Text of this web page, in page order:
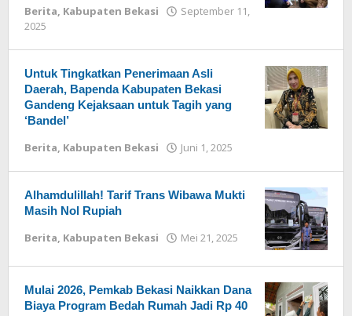
Berita, Kabupaten Bekasi
September 11,
2025
Untuk Tingkatkan Penerimaan Asli
Daerah, Bapenda Kabupaten Bekasi
Gandeng Kejaksaan untuk Tagih yang
‘Bandel’
Berita, Kabupaten Bekasi Juni 1, 2025
Alhamdulillah! Tarif Trans Wibawa Mukti
Masih Nol Rupiah
Berita, Kabupaten Bekasi Mei 21, 2025
oleh
Redaksi
Mulai 2026, Pemkab Bekasi Naikkan Dana
Biaya Program Bedah Rumah Jadi Rp 40